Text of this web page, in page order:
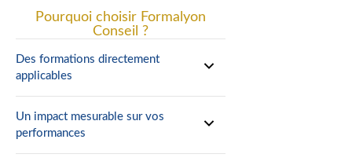
Pourquoi choisir Formalyon
Conseil ?
Des formations directement
applicables
Un impact mesurable sur vos
performances